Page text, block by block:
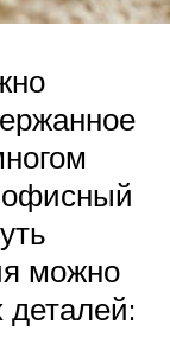
офисный
можно